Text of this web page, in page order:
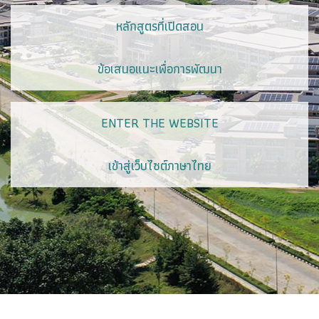
หลักสูตรที่เปิดสอน
ข้อเสนอแนะเพื่อการพัฒนา
ENTER THE WEBSITE
เข้าสู่เว็บไซต์ภาษาไทย